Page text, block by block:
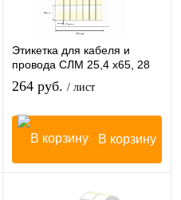
Этикетка для кабеля и
провода СЛМ 25,4 х65, 28
шт/лист
264 руб. / лист
В корзину